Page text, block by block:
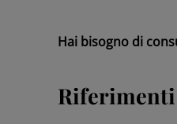
Hai bisogno di
Riferimenti